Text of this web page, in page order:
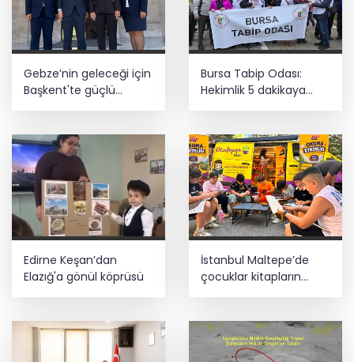
Gebze’nin geleceği için
Başkent'te güçlü
Bursa Tabip Odası:
Hekimlik 5 dakikaya
Edirne Keşan’dan
Elazığ'a gönül köprüsü
İstanbul Maltepe’de
çocuklar kitapların
renkli dünyasında